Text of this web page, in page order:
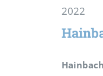
2022
Hainbach